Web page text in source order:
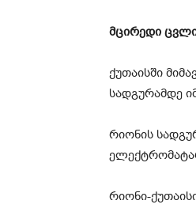
მცირედი
ქუთაისში
სადგურამდე
რიონის
რიონი-